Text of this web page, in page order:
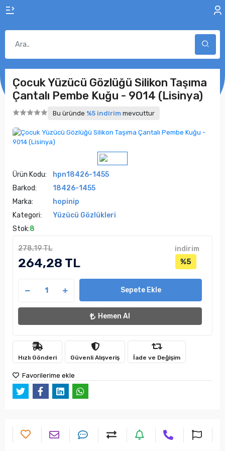
Çocuk Yüzücü Gözlüğü Silikon Taşıma
Çantalı Pembe Kuğu - 9014 (Lisinya)
Bu üründe %5 indirim mevcuttur
Ürün Kodu:
hpn18426-1455
Barkod:
18426-1455
Marka:
hopinip
Kategori:
Yüzücü Gözlükleri
Stok:8
278,19 TL
264,28 TL
indirim
%5
Sepete Ekle
Hemen Al
Hızlı Gönderi Güvenli Alışveriş İade ve Değişim
Favorilerime ekle